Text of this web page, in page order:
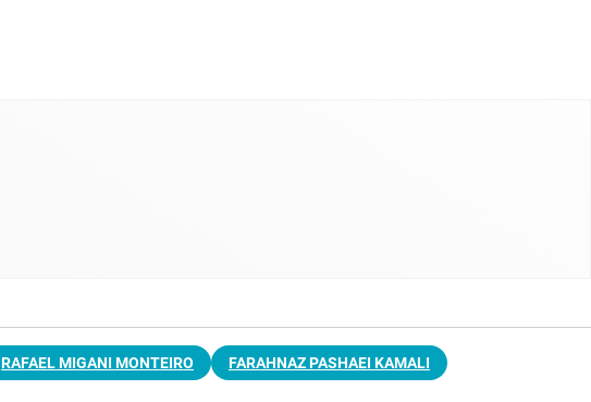
RAFAEL MIGANI MONTEIRO FARAHNAZ PASHAEI KAMALI